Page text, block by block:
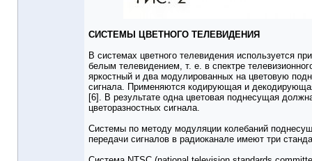
СИСТЕМЫ ЦВЕТНОГО ТЕЛЕВИДЕНИЯ
В системах цветного телевидения используется
белым телевидением, т. е. в спектре
яркостный и два модулированных на цветовую
сигнала. Применяются кодирующая и
[6]. В результате одна цветовая поднесущая
цветоразностных сигнала.
Системы по методу модуляции колебаний
передачи сигналов в радиоканале имеют три